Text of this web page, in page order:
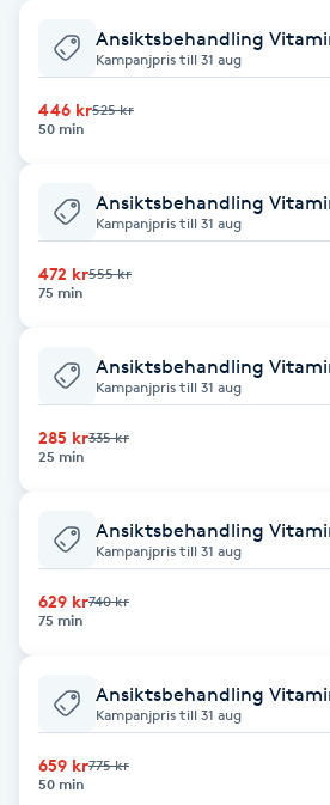
Babylights
Balayage
Barber
BIAB
Blowout
Brynfärgning
Brynplockning
Bröllopsuppsättning
Ansiktsbehandling
Kampanjpris till 31 aug
446 kr525 kr
50 min
Ansiktsbehandling
Kampanjpris till 31 aug
472 kr555 kr
75 min
Ansiktsbehandling
Kampanjpris till 31 aug
285 kr335 kr
25 min
Ansiktsbehandling
Kampanjpris till 31 aug
629 kr740 kr
75 min
Ansiktsbehandling
Kampanjpris till 31 aug
659 kr775 kr
50 min